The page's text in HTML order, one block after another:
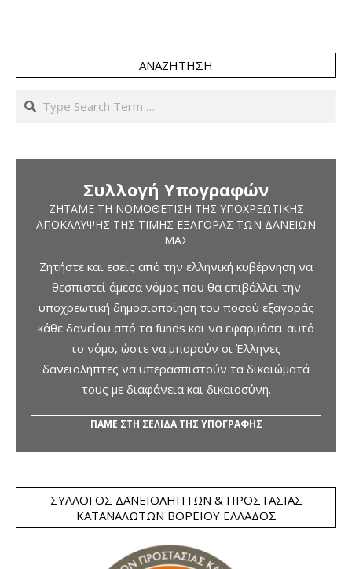
ΑΝΑΖΉΤΗΣΗ
Search
Συλλογή Υπογραφών
ΖΗΤΆΜΕ ΤΗ ΝΟΜΟΘΈΤΙΣΗ ΤΗΣ ΥΠΟΧΡΕΩΤΙΚΉΣ
ΑΠΟΚΆΛΥΨΗΣ ΤΗΣ ΤΙΜΉΣ ΕΞΑΓΟΡΆΣ ΤΩΝ ΔΑΝΕΊΩΝ
ΜΑΣ
Ζητήστε και εσείς από την ελληνική κυβέρνηση να
θεσπιστεί άμεσα νόμος που θα επιβάλλει την
υποχρεωτική δημοσιοποίηση του ποσού εξαγοράς
κάθε δανείου από τα funds και να εφαρμόσει αυτό
το νόμο, ώστε να μπορούν οι Έλληνες
δανειολήπτες να υπερασπιστούν τα δικαιώματά
τους με διαφάνεια και δικαιοσύνη.
ΠΑΜΕ ΣΤΗ ΣΕΛΙΔΑ ΤΗΣ ΥΠΟΓΡΑΦΗΣ
ΣΎΛΛΟΓΟΣ ΔΑΝΕΙΟΛΗΠΤΏΝ & ΠΡΟΣΤΑΣΊΑΣ
ΚΑΤΑΝΑΛΩΤΏΝ ΒΟΡΕΊΟΥ ΕΛΛΆΔΟΣ